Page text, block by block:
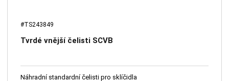
#TS243849
Tvrdé vnější čelisti SCVB
Náhradní standardní čelisti pro sklíčidla